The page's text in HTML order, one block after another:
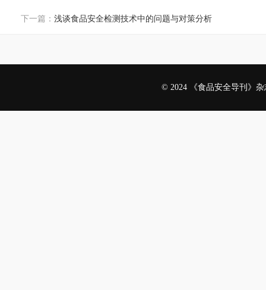
下一篇： 浅谈食品安全检测技术中的问题与对策分析
© 2024 《食品安全导刊》